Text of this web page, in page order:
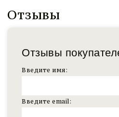
Отзывы
Отзывы
Введите имя:
Введите email: